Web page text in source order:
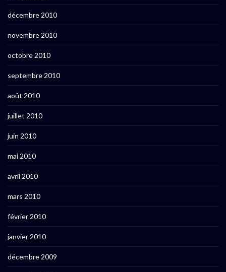
décembre 2010
novembre 2010
octobre 2010
septembre 2010
août 2010
juillet 2010
juin 2010
mai 2010
avril 2010
mars 2010
février 2010
janvier 2010
décembre 2009